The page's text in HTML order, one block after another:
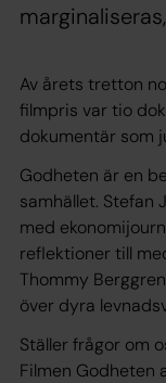
Av årets tretton
filmpris var tio
dokumentär som
Godheten är en
samhället. Stefan
med
reflektioner till
Thommy
över dyra
Ställer frågor om
Filmen Godheten